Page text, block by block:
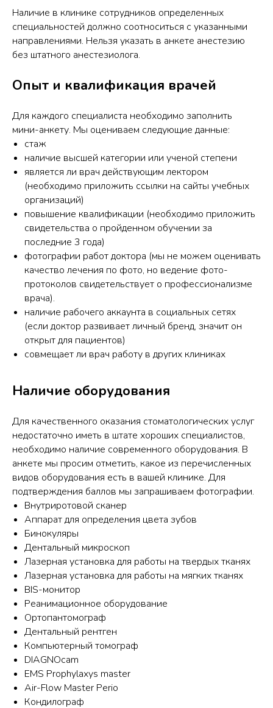
Наличие в клинике сотрудников определенных
специальностей должно соотноситься с указанными
направлениями. Нельзя указать в анкете анестезию
без штатного анестезиолога.
Опыт и квалификация врачей
Для каждого специалиста необходимо заполнить
мини-анкету. Мы оцениваем следующие данные:
стаж
наличие высшей категории или ученой степени
является ли врач действующим лектором
(необходимо приложить ссылки на сайты учебных
организаций)
повышение квалификации (необходимо приложить
свидетельства о пройденном обучении за
последние 3 года)
фотографии работ доктора (мы не можем оценивать
качество лечения по фото, но ведение фото-
протоколов свидетельствует о профессионализме
врача).
наличие рабочего аккаунта в социальных сетях
(если доктор развивает личный бренд, значит он
открыт для пациентов)
совмещает ли врач работу в других клиниках
Наличие оборудования
Для качественного оказания стоматологических услуг
недостаточно иметь в штате хороших специалистов,
необходимо наличие современного оборудования. В
анкете мы просим отметить, какое из перечисленных
видов оборудования есть в вашей клинике. Для
подтверждения баллов мы запрашиваем фотографии.
Внутриротовой сканер
Аппарат для определения цвета зубов
Бинокуляры
Дентальный микроскоп
Лазерная установка для работы на твердых тканях
Лазерная установка для работы на мягких тканях
BIS-монитор
Реанимационное оборудование
Ортопантомограф
Дентальный рентген
Компьютерный томограф
DIAGNOcam
EMS Prophylaxys master
Air-Flow Master Perio
Кондилограф